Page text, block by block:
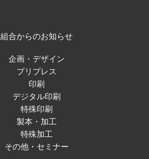
組合からのお知らせ
企画・デザイン
プリプレス
印刷
デジタル印刷
特殊印刷
製本・加工
特殊加工
その他・セミナー